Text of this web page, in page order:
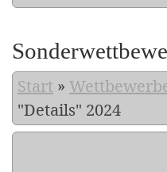
Start »
"Details" 2024